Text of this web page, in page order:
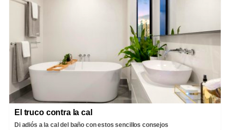
El truco contra la cal
Di adiós a la cal del baño con estos sencillos consejos